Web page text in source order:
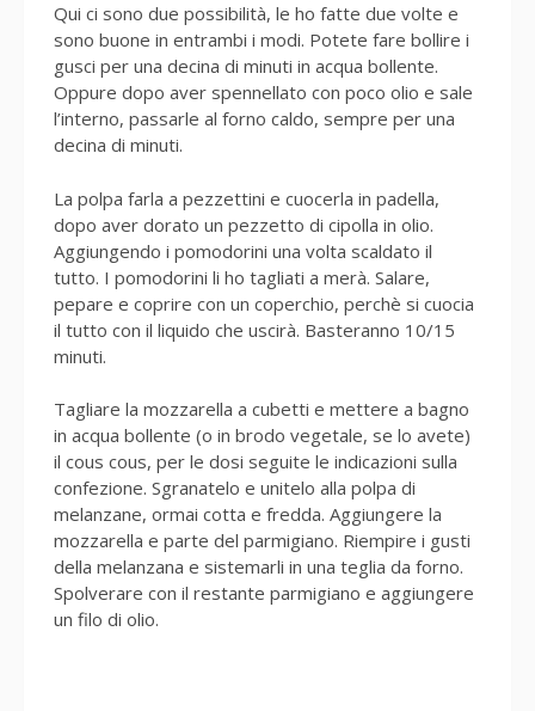
Qui ci sono due possibilità, le ho fatte due volte e
sono buone in entrambi i modi. Potete fare bollire i
gusci per una decina di minuti in acqua bollente.
Oppure dopo aver spennellato con poco olio e sale
l’interno, passarle al forno caldo, sempre per una
decina di minuti.
La polpa farla a pezzettini e cuocerla in padella,
dopo aver dorato un pezzetto di cipolla in olio.
Aggiungendo i pomodorini una volta scaldato il
tutto. I pomodorini li ho tagliati a merà. Salare,
pepare e coprire con un coperchio, perchè si cuocia
il tutto con il liquido che uscirà. Basteranno 10/15
minuti.
Tagliare la mozzarella a cubetti e mettere a bagno
in acqua bollente (o in brodo vegetale, se lo avete)
il cous cous, per le dosi seguite le indicazioni sulla
confezione. Sgranatelo e unitelo alla polpa di
melanzane, ormai cotta e fredda. Aggiungere la
mozzarella e parte del parmigiano. Riempire i gusti
della melanzana e sistemarli in una teglia da forno.
Spolverare con il restante parmigiano e aggiungere
un filo di olio.